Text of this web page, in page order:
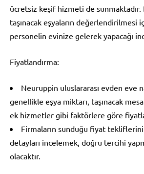
ücretsiz keşif hizmeti de sunmaktadır.
taşınacak eşyaların değerlendirilmesi
personelin evinize gelerek yapacağı
Fiyatlandırma:
Neuruppin uluslararası evden eve
genellikle eşya miktarı, taşınacak
ek hizmetler gibi faktörlere göre
Firmaların sunduğu fiyat tekliflerini
detayları incelemek, doğru tercihi
olacaktır.